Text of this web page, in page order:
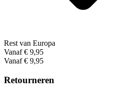
Rest van Europa
Vanaf € 9,95
Vanaf € 9,95
Retourneren